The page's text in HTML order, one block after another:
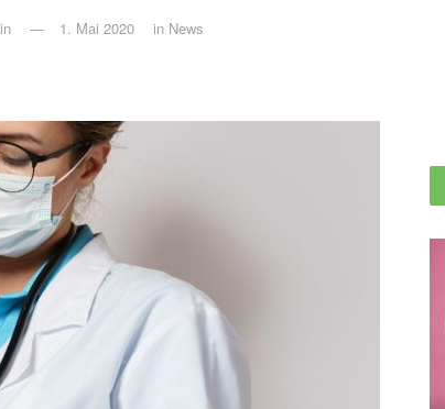
1. Mai 2020 in News